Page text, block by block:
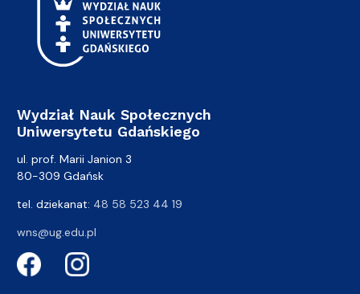
Wydział Nauk Społecznych
Uniwersytetu Gdańskiego
ul. prof. Marii Janion 3
80-309 Gdańsk
tel. dziekanat: 48 58 523 44 19
wns@ug.edu.pl